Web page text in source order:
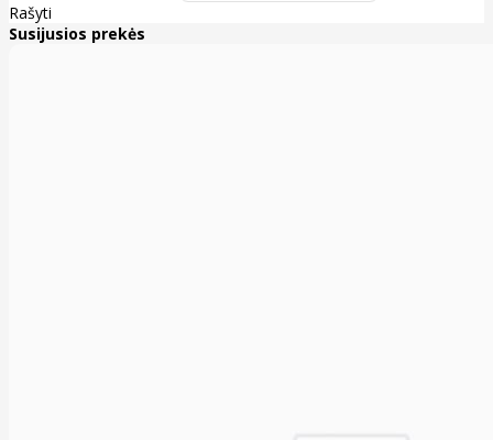
Rašyti
Susijusios prekės